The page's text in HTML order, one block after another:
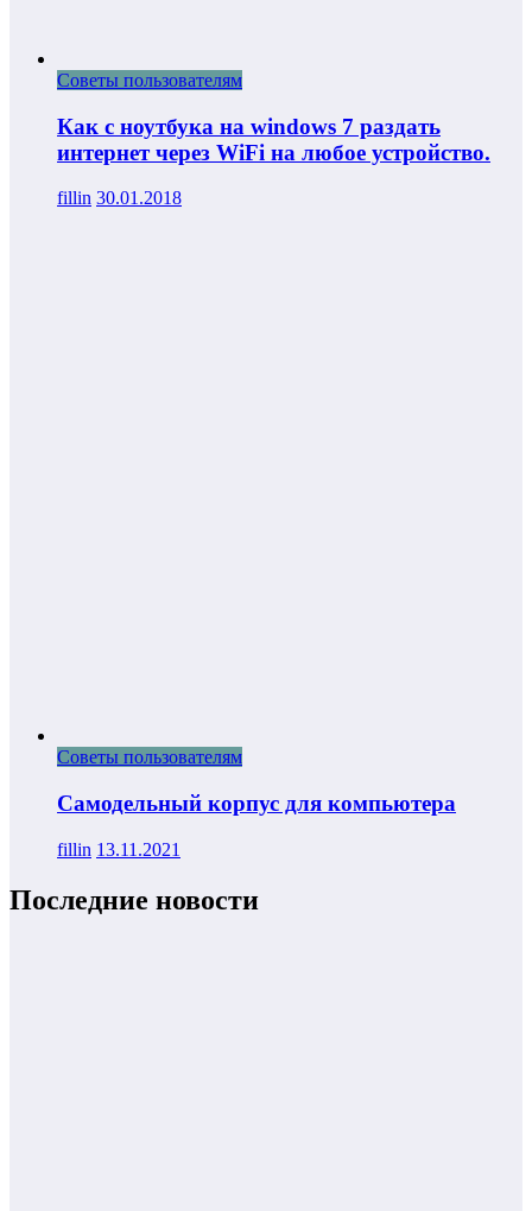
Советы пользователям
Как с ноутбука на windows 7 раздать
интернет через WiFi на любое устройство.
fillin 30.01.2018
Советы пользователям
Самодельный корпус для компьютера
fillin 13.11.2021
Последние новости